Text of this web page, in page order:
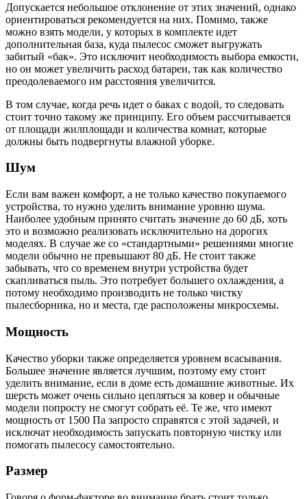
Допускается небольшое отклонение от этих значений, однако
ориентироваться рекомендуется на них. Помимо, также
можно взять модели, у которых в комплекте идет
дополнительная база, куда пылесос сможет выгружать
забитый «бак». Это исключит необходимость выбора емкости,
но он может увеличить расход батареи, так как количество
преодолеваемого им расстояния увеличится.
В том случае, когда речь идет о баках с водой, то следовать
стоит точно такому же принципу. Его объем рассчитывается
от площади жилплощади и количества комнат, которые
должны быть подвергнуты влажной уборке.
Шум
Если вам важен комфорт, а не только качество покупаемого
устройства, то нужно уделить внимание уровню шума.
Наиболее удобным принято считать значение до 60 дБ, хоть
это и возможно реализовать исключительно на дорогих
моделях. В случае же со «стандартными» решениями многие
модели обычно не превышают 80 дБ. Не стоит также
забывать, что со временем внутри устройства будет
скапливаться пыль. Это потребует большего охлаждения, а
потому необходимо производить не только чистку
пылесборника, но и места, где расположены микросхемы.
Мощность
Качество уборки также определяется уровнем всасывания.
Большее значение является лучшим, поэтому ему стоит
уделить внимание, если в доме есть домашние животные. Их
шерсть может очень сильно цепляться за ковер и обычные
модели попросту не смогут собрать её. Те же, что имеют
мощность от 1500 Па запросто справятся с этой задачей, и
исключат необходимость запускать повторную чистку или
помогать пылесосу самостоятельно.
Размер